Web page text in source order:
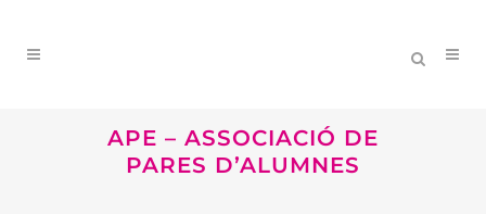
APE – ASSOCIACIÓ DE
PARES D’ALUMNES